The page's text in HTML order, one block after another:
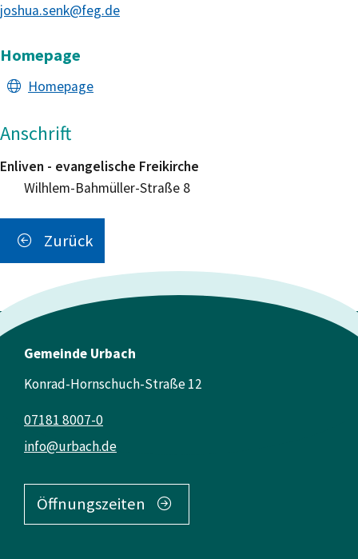
joshua.senk@feg.de
Homepage
Homepage
Anschrift
Enliven - evangelische Freikirche
Wilhlem-Bahmüller-Straße 8
Zurück
Gemeinde Urbach
Konrad-Hornschuch-Straße 12
info@urbach.de
07181 8007-0
Öffnungszeiten